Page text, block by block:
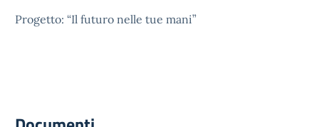
Progetto: “Il futuro nelle tue mani”